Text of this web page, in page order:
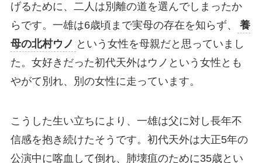
げるために、二人は別離の道を選んでしまったか
らです。一雄は6歳頃まで実母の存在を知らず、
養
母の北村ウノ という女性を母親だと思っていまし
た。女好きだった初代天外はウノという女性とも
やがて別れ、別の女性に走っています。
こうした生い立ちにより、一雄は父に対し長年不
信感を抱き続けたそうです。初代天外は大正5年の
公演中に喀血して倒れ、肺壊疽のために35歳とい